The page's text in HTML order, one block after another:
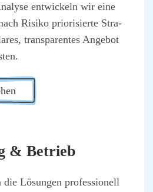
ent­wi­ckeln wir eine
Risi­ko prio­ri­sier­te Stra­
trans­pa­ren­tes Ange­bot
& Betrieb
Lösun­gen pro­fes­sio­nell